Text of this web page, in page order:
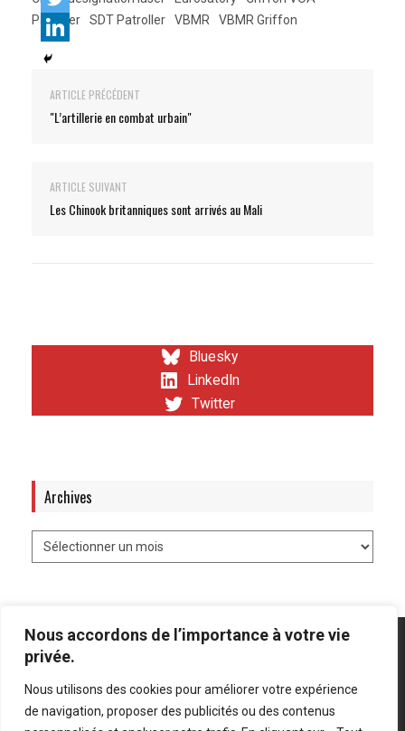
Nous accordons de l’importance à votre vie
privée.
Nous utilisons des cookies pour améliorer votre expérience
de navigation, proposer des publicités ou des contenus
Patroller
SDT Patroller VBMR VBMR Griffon
ARTICLE PRÉCÉDENT
"L’artillerie en combat urbain"
ARTICLE SUIVANT
Les Chinook britanniques sont arrivés au Mali
Bluesky
LinkedIn
Twitter
Archives
Mentions légales Politique de confidentialité